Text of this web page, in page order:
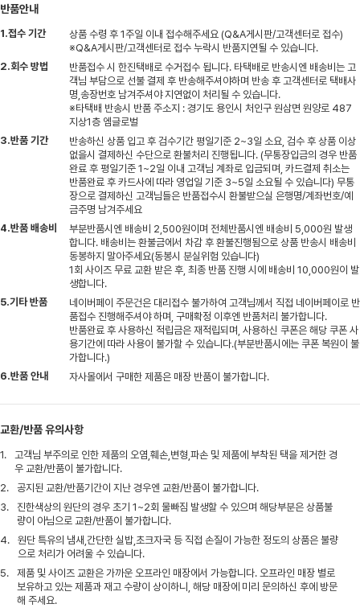
반품안내
1.접수 기간
상품 수령 후 1주일 이내 접수해주세요 (Q&A게시판/고객센터로 접수)
※Q&A게시판/고객센터로 접수 누락시 반품지연될 수 있습니다.
2.회수 방법
반품접수 시 한진택배로 수거접수 됩니다. 타택배로 반송시엔 배송비는 고
객님 부담으로 선불 결제 후 반송해주셔야하며 반송 후 고객센터로 택배사
명,송장번호 남겨주셔야 지연없이 처리될 수 있습니다.
※타택배 반송시 반품 주소지 : 경기도 용인시 처인구 원삼면 원양로 487
지상1층 엠글로벌
3.반품 기간
반송하신 상품 입고 후 검수기간 평일기준 2~3일 소요, 검수 후 상품 이상
없을시 결제하신 수단으로 환불처리 진행됩니다. (무통장입금의 경우 반품
완료 후 평일기준 1~2일 이내 고객님 계좌로 입금되며, 카드결제 취소는
반품완료 후 카드사에 따라 영업일 기준 3~5일 소요될 수 있습니다) 무통
장으로 결제하신 고객님들은 반품접수시 환불받으실 은행명/계좌번호/예
금주명 남겨주세요
4.반품 배송비
부분반품시엔 배송비 2,500원이며 전체반품시엔 배송비 5,000원 발생
합니다. 배송비는 환불금에서 차감 후 환불진행됨으로 상품 반송시 배송비
동봉하지 말아주세요(동봉시 분실위험 있습니다)
1회 사이즈 무료 교환 받은 후, 최종 반품 진행 시에 배송비 10,000원이 발
생합니다.
5.기타 반품
네이버페이 주문건은 대리접수 불가하여 고객님께서 직접 네이버페이로 반
품접수 진행해주셔야 하며, 구매확정 이후엔 반품처리 불가합니다.
반품완료 후 사용하신 적립금은 재적립되며, 사용하신 쿠폰은 해당 쿠폰 사
용기간에 따라 사용이 불가할 수 있습니다.(부분반품시에는 쿠폰 복원이 불
가합니다.)
6.반품 안내
자사몰에서 구매한 제품은 매장 반품이 불가합니다.
교환/반품 유의사항
1.
고객님 부주의로 인한 제품의 오염,훼손,변형,파손 및 제품에 부착된 택을 제거한 경
우 교환/반품이 불가합니다.
2.
공지된 교환/반품기간이 지난 경우엔 교환/반품이 불가합니다.
3.
진한색상의 원단의 경우 초기 1~2회 물빠짐 발생할 수 있으며 해당부분은 상품불
량이 아님으로 교환/반품이 불가합니다.
4.
원단 특유의 냄새,간단한 실밥,초크자국 등 직접 손질이 가능한 정도의 상품은 불량
으로 처리가 어려울 수 있습니다.
5.
제품 및 사이즈 교환은 가까운 오프라인 매장에서 가능합니다. 오프라인 매장 별로
보유하고 있는 제품과 재고 수량이 상이하니, 해당 매장에 미리 문의하신 후에 방문
해 주세요.